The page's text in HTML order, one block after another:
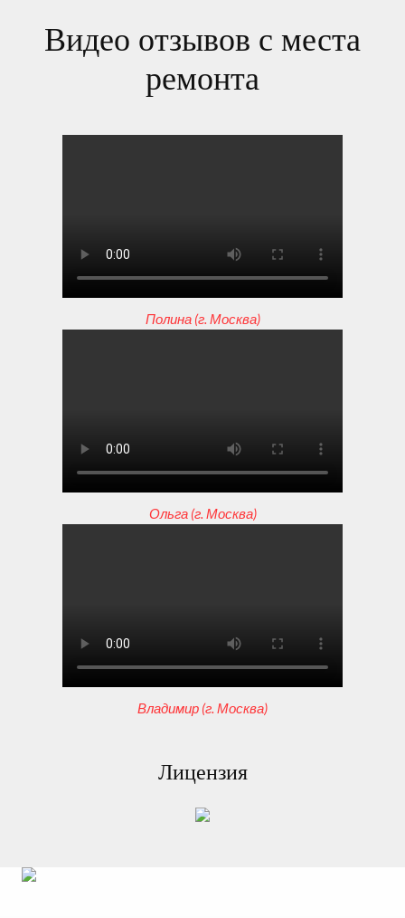
Видео отзывов с места
ремонта
Полина (г. Москва)
Ольга (г. Москва)
Владимир (г. Москва)
Лицензия